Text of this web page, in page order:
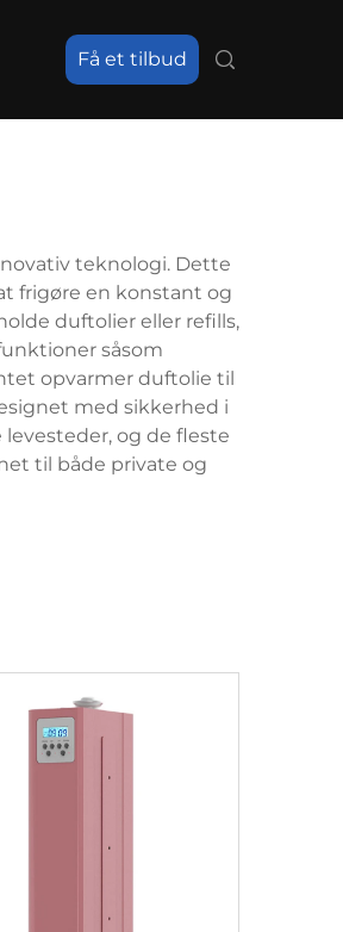
Få et tilbud
teknologi. Dette
frigøre en konstant og
duftolier eller refills,
såsom
opvarmer duftolie til
med sikkerhed i
og de fleste
til både private og